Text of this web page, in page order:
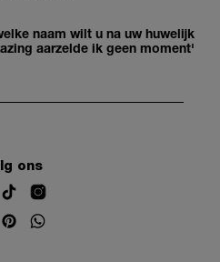
naam wilt u na uw huwelijk
aarzelde ik geen moment'
ons